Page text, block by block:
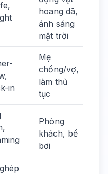
hoang dã,
ánh sáng
mặt trời
in
Mẹ
chồng/vợ,
làm thủ
tục
Phòng
khách, bể
bơi